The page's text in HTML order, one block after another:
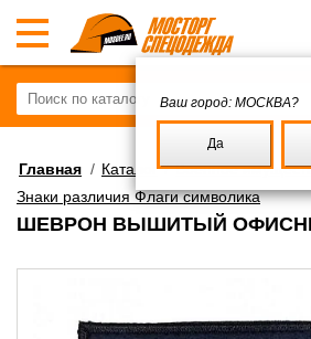
Ваш город: МОСКВА?
Да
Главная / Каталог/Военное
Знаки различия Флаги символика
ШЕВРОН ВЫШИТЫЙ